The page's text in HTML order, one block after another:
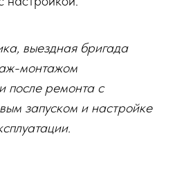
выездная бригада
монтажом
после ремонта с
запуском и настройке